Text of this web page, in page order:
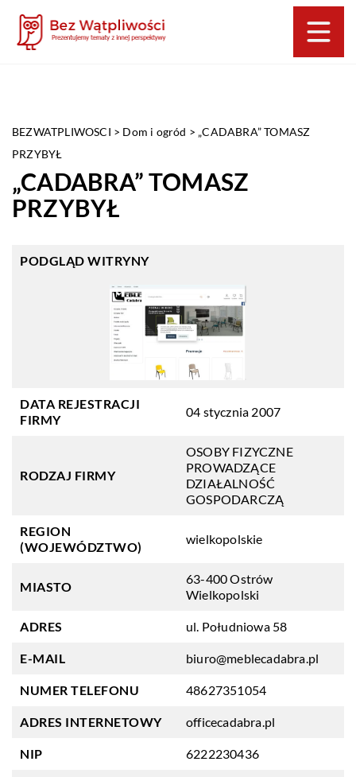
BEZWATPLIWOSCI > Dom i ogród > „CADABRA” TOMASZ
PRZYBYŁ
„CADABRA” TOMASZ
PRZYBYŁ
PODGLĄD WITRYNY
DATA REJESTRACJI
FIRMY
04 stycznia 2007
RODZAJ FIRMY
OSOBY FIZYCZNE
PROWADZĄCE
DZIAŁALNOŚĆ
GOSPODARCZĄ
REGION
(WOJEWÓDZTWO)
wielkopolskie
MIASTO
63-400 Ostrów
Wielkopolski
ADRES ul. Południowa 58
E-MAIL biuro@meblecadabra.pl
NUMER TELEFONU 48627351054
ADRES INTERNETOWY officecadabra.pl
NIP 6222230436